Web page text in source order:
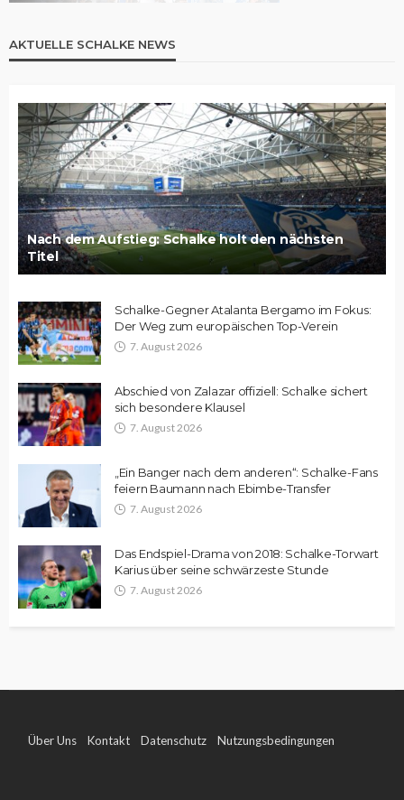
AKTUELLE SCHALKE NEWS
Nach dem Aufstieg: Schalke holt den nächsten
Titel
Schalke-Gegner Atalanta Bergamo im Fokus:
Der Weg zum europäischen Top-Verein
7. August 2026
Abschied von Zalazar offiziell: Schalke sichert
sich besondere Klausel
7. August 2026
„Ein Banger nach dem anderen“: Schalke-Fans
feiern Baumann nach Ebimbe-Transfer
7. August 2026
Das Endspiel-Drama von 2018: Schalke-Torwart
Karius über seine schwärzeste Stunde
7. August 2026
Über Uns Kontakt Datenschutz Nutzungsbedingungen